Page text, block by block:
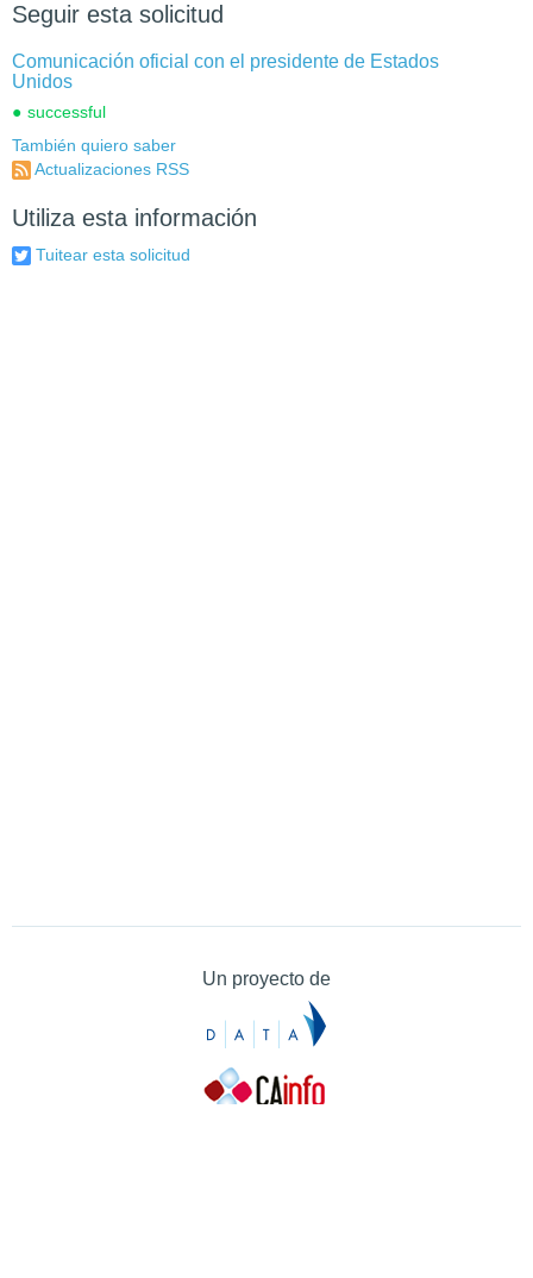
Seguir esta solicitud
Comunicación oficial con el presidente de Estados
Unidos
successful
También quiero saber
Actualizaciones RSS
Utiliza esta información
Tuitear esta solicitud
Un proyecto de